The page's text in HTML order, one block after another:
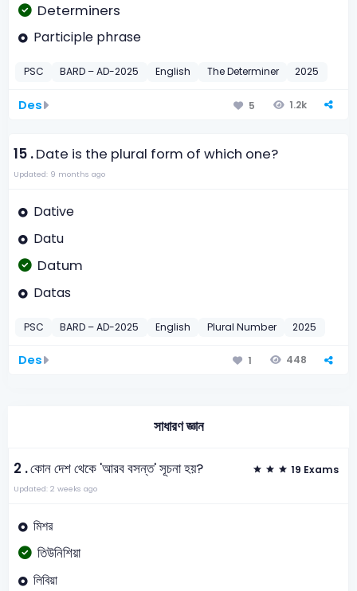
Determiners
Participle phrase
PSC BARD – AD-2025 English The Determiner 2025
Des 5 1.2k
15 .Date is the plural form of which one?
Updated: 9 months ago
Dative
Datu
Datum
Datas
PSC BARD – AD-2025 English Plural Number 2025
Des 1 448
সাধারণ জ্ঞান
2 .কোন দেশ থেকে 'আরব বসন্ত' সূচনা হয়? 19 Exams
Updated: 2 weeks ago
মিশর
তিউনিশিয়া
লিবিয়া